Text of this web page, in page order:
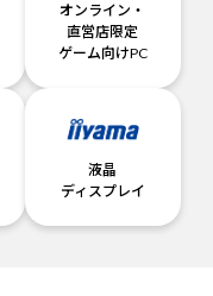
オンライン・
直営店限定
ゲーム向けPC
液晶
ディスプレイ